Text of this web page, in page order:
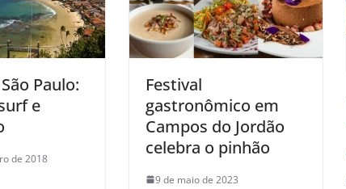
Paulo:
e
de 2018
Festival
gastronômico em
Campos do Jordão
celebra o pinhão
9 de maio de 2023